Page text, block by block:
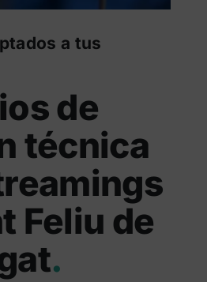
a tus
de
técnica
Feliu de
.